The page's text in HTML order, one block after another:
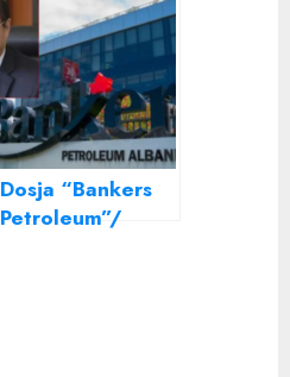
Dosja “Bankers
Petroleum”/